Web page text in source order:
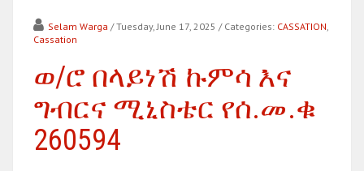
Selam Warga / Tuesday, June 17, 2025 / Categories: CASSATION,
Cassation
ወ/ሮ በላይነሽ ኩምሳ እና
ግብርና ሚኒስቴር የሰ.መ.ቁ
260594